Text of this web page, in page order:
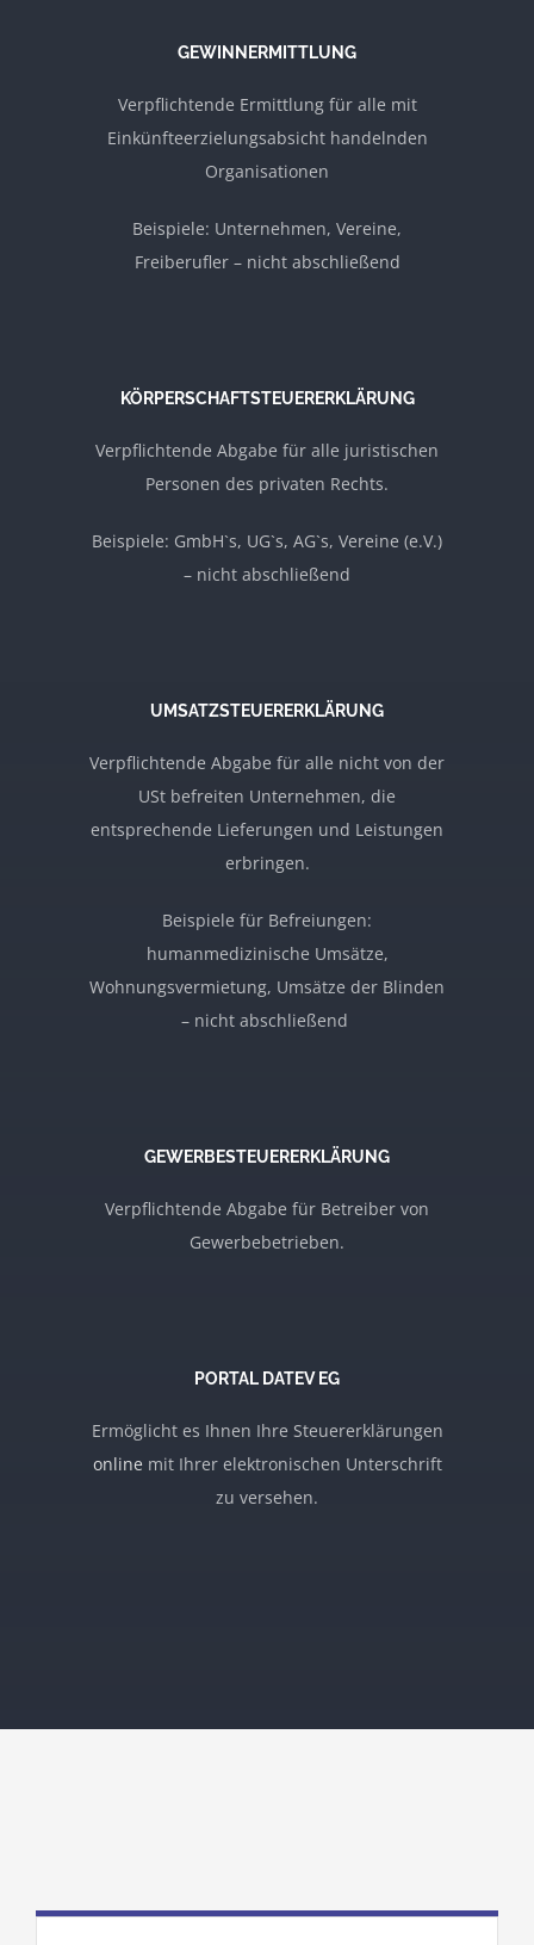
GEWINNERMITTLUNG
Verpflichtende Ermittlung für alle mit
Einkünfteerzielungsabsicht handelnden
Organisationen
Beispiele: Unternehmen, Vereine,
Freiberufler – nicht abschließend
KÖRPERSCHAFTSTEUERERKLÄRUNG
Verpflichtende Abgabe für alle juristischen
Personen des privaten Rechts.
Beispiele: GmbH`s, UG`s, AG`s, Vereine (e.V.)
– nicht abschließend
UMSATZSTEUERERKLÄRUNG
Verpflichtende Abgabe für alle nicht von der
USt befreiten Unternehmen, die
entsprechende Lieferungen und Leistungen
erbringen.
Beispiele für Befreiungen:
humanmedizinische Umsätze,
Wohnungsvermietung, Umsätze der Blinden
– nicht abschließend
GEWERBESTEUERERKLÄRUNG
Verpflichtende Abgabe für Betreiber von
Gewerbebetrieben.
PORTAL DATEV EG
Ermöglicht es Ihnen Ihre Steuererklärungen
online mit Ihrer elektronischen Unterschrift
zu versehen.